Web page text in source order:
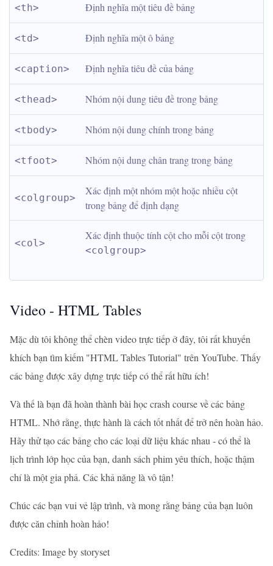
<th> Định nghĩa một tiêu đề bảng
<td> Định nghĩa một ô bảng
<caption> Định nghĩa tiêu đề của bảng
<thead> Nhóm nội dung tiêu đề trong bảng
<tbody> Nhóm nội dung chính trong bảng
<tfoot> Nhóm nội dung chân trang trong bảng
<colgroup>
Xác định một nhóm một hoặc nhiều cột
trong bảng để định dạng
<col>
<colgroup>
Video - HTML Tables
Mặc dù tôi không thể chèn video trực tiếp ở đây, tôi rất khuyến
khích bạn tìm kiếm "HTML Tables Tutorial" trên YouTube. Thấy
các bảng được xây dựng trực tiếp có thể rất hữu ích!
Và thế là bạn đã hoàn thành bài học crash course về các bảng
HTML. Nhớ rằng, thực hành là cách tốt nhất để trở nên hoàn hảo.
Hãy thử tạo các bảng cho các loại dữ liệu khác nhau - có thể là
lịch trình lớp học của bạn, danh sách phim yêu thích, hoặc thậm
chí là một gia phả. Các khả năng là vô tận!
Chúc các bạn vui vẻ lập trình, và mong rằng bảng của bạn luôn
được căn chỉnh hoàn hảo!
Credits: Image by storyset